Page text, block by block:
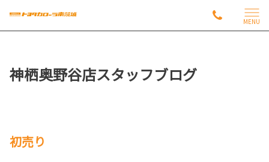
MENU
神栖奥野谷店スタッフブログ
初売り